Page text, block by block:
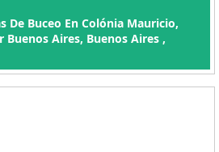
De Buceo En Colónia Mauricio,
Buenos Aires, Buenos Aires ,